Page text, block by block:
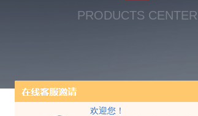
欢迎您！
PRODUCTS CENTER
当前位置：